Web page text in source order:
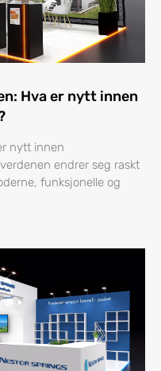
Hva er nytt innen
nytt innen
endrer seg raskt
funksjonelle og